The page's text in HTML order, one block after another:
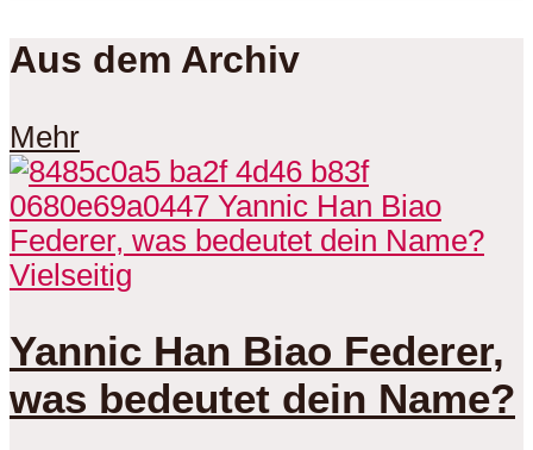
Aus dem Archiv
Mehr
Vielseitig
Yannic Han Biao Federer,
was bedeutet dein Name?